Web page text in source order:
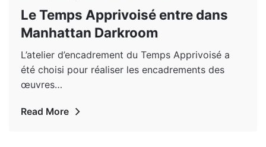
Le Temps Apprivoisé entre dans
Manhattan Darkroom
L’atelier d’encadrement du Temps Apprivoisé a
été choisi pour réaliser les encadrements des
œuvres…
Read More